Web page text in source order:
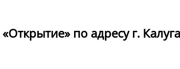
по адресу г.